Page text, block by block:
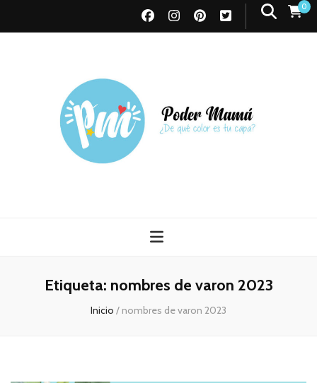
0
Etiqueta: nombres de varon 2023
Inicio / nombres de varon 2023